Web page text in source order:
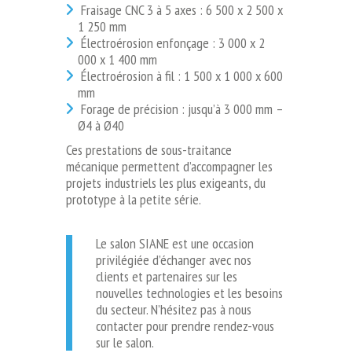
Fraisage CNC 3 à 5 axes : 6 500 x 2 500 x
1 250 mm
Électroérosion enfonçage : 3 000 x 2
000 x 1 400 mm
Électroérosion à fil : 1 500 x 1 000 x 600
mm
Forage de précision : jusqu’à 3 000 mm –
Ø4 à Ø40
Ces prestations de sous-traitance
mécanique permettent d’accompagner les
projets industriels les plus exigeants, du
prototype à la petite série.
Le salon SIANE est une occasion
privilégiée d’échanger avec nos
clients et partenaires sur les
nouvelles technologies et les besoins
du secteur. N’hésitez pas à nous
contacter pour prendre rendez-vous
sur le salon.